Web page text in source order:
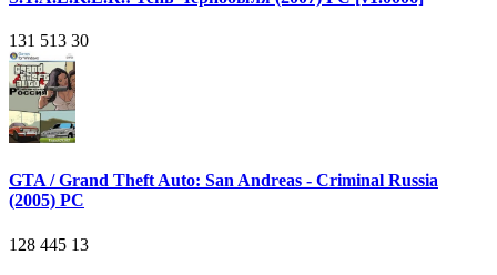
131 513 30
GTA / Grand Theft Auto: San Andreas - Criminal Russia
(2005) PC
128 445 13